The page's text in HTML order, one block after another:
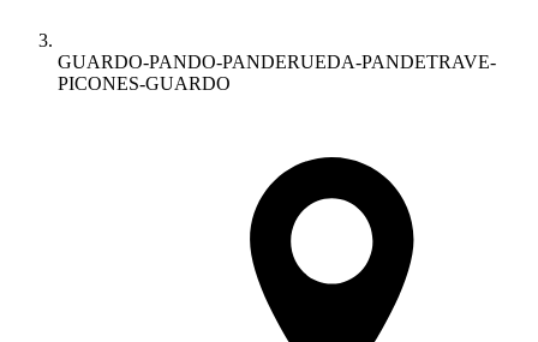
GUARDO-PANDO-PANDERUEDA-PANDETRAVE-
PICONES-GUARDO